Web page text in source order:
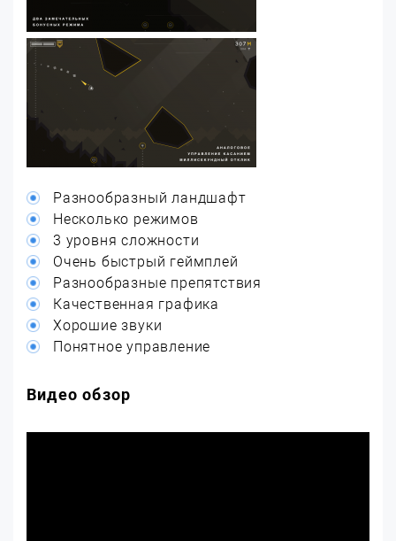
Разнообразный ландшафт
Несколько режимов
3 уровня сложности
Очень быстрый геймплей
Разнообразные препятствия
Качественная графика
Хорошие звуки
Понятное управление
Видео обзор